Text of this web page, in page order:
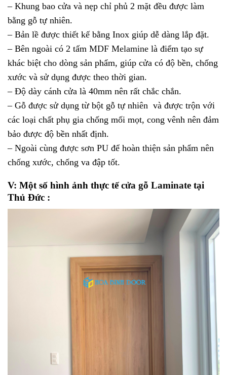
– Khung bao cửa và nẹp chỉ phủ 2 mặt đều được làm
bằng gỗ tự nhiên.
– Bản lề được thiết kế bằng Inox giúp dễ dàng lắp đặt.
– Bên ngoài có 2 tấm MDF Melamine là điểm tạo sự
khác biệt cho dòng sản phẩm, giúp cửa có độ bền, chống
xước và sử dụng được theo thời gian.
– Độ dày cánh cửa là 40mm nên rất chắc chắn.
– Gỗ được sử dụng từ bột gỗ tự nhiên và được trộn với
các loại chất phụ gia chống mối mọt, cong vênh nên đảm
bảo được độ bền nhất định.
– Ngoài cùng được sơn PU để hoàn thiện sản phẩm nên
chống xước, chống va đập tốt.
V: Một số hình ảnh thực tếcửa gỗ Laminate tại
Thủ Đức :